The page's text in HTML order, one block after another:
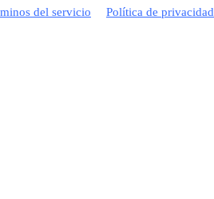
del servicio Política de privacidad